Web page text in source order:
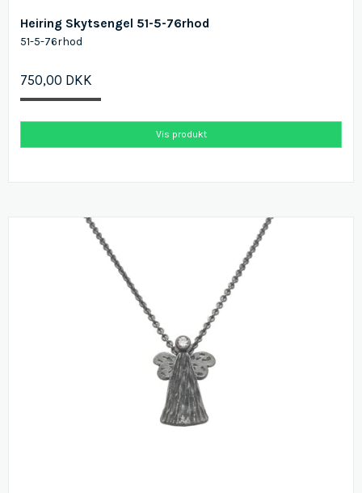
Heiring Skytsengel 51-5-76rhod
51-5-76rhod
750,00 DKK
Vis produkt